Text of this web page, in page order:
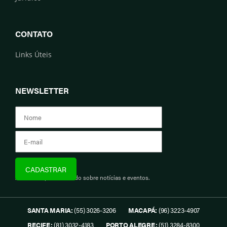
CONTATO
Links Úteis
NEWSLETTER
Assine e fique informado sobre notícias e eventos.
SANTA MARIA:(55) 3026-3206 MACAPÁ: (96) 3223-4907
RECIFE:(81) 3032-4183 PORTO ALEGRE:(51) 3284-8300